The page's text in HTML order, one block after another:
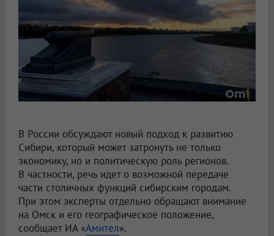
В России обсуждают новый подход к развитию
Сибири, который может затронуть не только
экономику, но и политическую роль регионов.
В частности, речь идет о возможной передаче
части столичных функций сибирским городам.
При этом эксперты отдельно обращают внимание
на Омск и его географическое положение,
сообщает ИА «Амител».